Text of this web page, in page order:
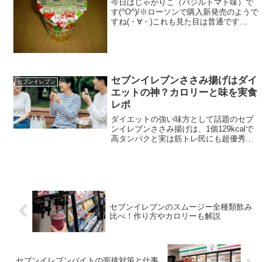
今日はじゃがりこ（バジルトマト味）で
す(^O^)/※ローソンで購入新発売のようで
すね(・∀・)これも見た目は普通です
セブンイレブン
セブンイレブンささみ揚げはダイ
エットの神？カロリーと味を実食
レポ
ダイエットの強い味方として話題のセブ
ンイレブンささみ揚げは、1個129kcalで
高タンパクと実は筋トレ民にも超優秀な
セブンイレブンのスムージー全種類飲み
比べ！作り方やカロリーも解説